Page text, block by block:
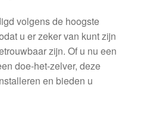
volgens de hoogste
u er zeker van kunt zijn
zijn. Of u nu een
doe-het-zelver, deze
en bieden u